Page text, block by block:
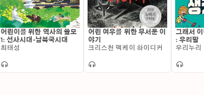
KBS ‘굿모닝 대한민국 라이브’ 등의 TV 프로그램과
에 참여하고 있다.출판사 서평:‘우리 역사도 어려운
을 먹곤 합니다. 아이들도 마찬가지입니다. 낯선 이
읽기를 포기하기가 일쑤죠. 그래도 많은 부모님들이
살며 꼭 알아야 할 사회, 경제, 문화 상식의 뿌리에
님들은 아이들이 쉽고 재미있게 읽을 수 있는 세계
어린이를 위한 역사의 쓸모
1: 선사시대-남북국시대
최태성
어린 여우를 위한 무서운 이
야기
크리스천 맥케이 하이디커
그래서
: 우리말
우리누리